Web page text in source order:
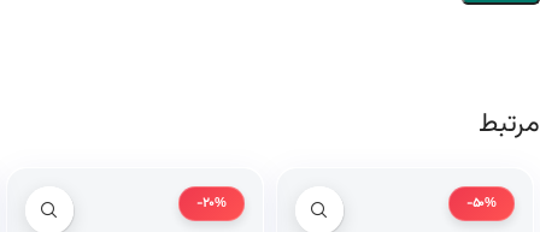
مرتبط
-50%
-20%